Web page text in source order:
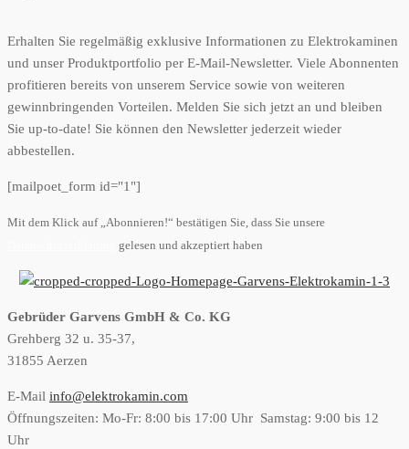
Erhalten Sie regelmäßig exklusive Informationen zu Elektrokaminen
und unser Produktportfolio per E-Mail-Newsletter. Viele Abonnenten
profitieren bereits von unserem Service sowie von weiteren
gewinnbringenden Vorteilen. Melden Sie sich jetzt an und bleiben
Sie up-to-date! Sie können den Newsletter jederzeit wieder
abbestellen.
[mailpoet_form id="1"]
Mit dem Klick auf „Abonnieren!“ bestätigen Sie, dass Sie unsere
gelesen und akzeptiert haben
Gebrüder Garvens GmbH & Co. KG
Grehberg 32 u. 35-37,
31855 Aerzen
E-Mail info@elektrokamin.com
Öffnungszeiten: Mo-Fr: 8:00 bis 17:00 Uhr Samstag: 9:00 bis 12
Uhr